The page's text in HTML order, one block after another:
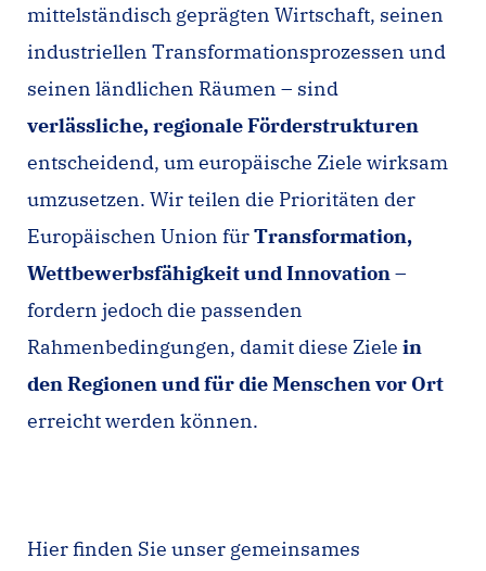
mittelständisch geprägten Wirtschaft, seinen
industriellen Transformationsprozessen und
seinen ländlichen Räumen – sind
verlässliche, regionale Förderstrukturen
entscheidend, um europäische Ziele wirksam
umzusetzen. Wir teilen die Prioritäten der
Europäischen Union fürTransformation,
Wettbewerbsfähigkeit und Innovation–
fordern jedoch die passenden
Rahmenbedingungen, damit diese Ziele in
den Regionen und für die Menschen vor Ort
erreicht werden können.
Hier finden Sie unser gemeinsames